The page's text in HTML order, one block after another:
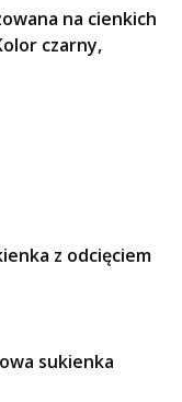
na cienkich
czarny,
z odcięciem
sukienka